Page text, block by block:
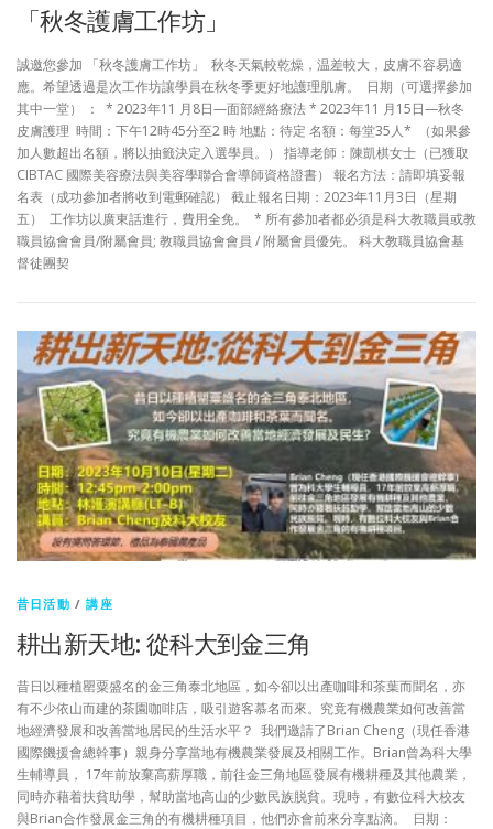
「秋冬護膚工作坊」
誠邀您參加 「秋冬護膚工作坊」 秋冬天氣較乾燥，温差較大，皮膚不容易適
應。希望透過是次工作坊讓學員在秋冬季更好地護理肌膚。 日期（可選擇參加
其中一堂） ： * 2023年11 月8日—面部經絡療法 * 2023年11 月15日—秋冬
皮膚護理 時間：下午12時45分至2 時 地點：待定 名額：每堂35人* （如果參
加人數超出名額，將以抽籤決定入選學員。） 指導老師：陳凱棋女士（已獲取
CIBTAC 國際美容療法與美容學聯合會導師資格證書） 報名方法：請即填妥報
名表（成功參加者將收到電郵確認） 截止報名日期：2023年11月3日（星期
五） 工作坊以廣東話進行，費用全免。 * 所有參加者都必須是科大教職員或教
職員協會會員/附屬會員; 教職員協會會員 / 附屬會員優先。 科大教職員協會基
督徒團契
昔日活動 /講座
耕出新天地: 從科大到金三角
昔日以種植罌粟盛名的金三角泰北地區，如今卻以出產咖啡和茶葉而聞名，亦
有不少依山而建的茶園咖啡店，吸引遊客慕名而來。究竟有機農業如何改善當
地經濟發展和改善當地居民的生活水平？ 我們邀請了Brian Cheng（現任香港
國際饑援會總幹事）親身分享當地有機農業發展及相關工作。Brian曾為科大學
生輔導員， 17年前放棄高薪厚職，前往金三角地區發展有機耕種及其他農業，
同時亦藉着扶貧助學，幫助當地高山的少數民族脱貧。現時，有數位科大校友
與Brian合作發展金三角的有機耕種項目，他們亦會前來分享點滴。 日期：